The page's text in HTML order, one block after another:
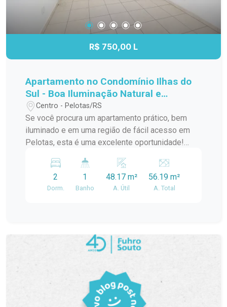
quem busca sossego e segurança. Condomínio:
Ambiente organizado e tranquilo. Segurança e
conforto para os moradores. Agende uma visita e
venha conhecer este excelente apartamento no
Life Club Fragata. Uma ótima opção para quem
qualidade de vida.
R$ 750,00 L
Apartamento no Condomínio Ilhas do
Sul - Boa Iluminação Natural e
Localização Estratégica
Centro - Pelotas/RS
Se você procura um apartamento prático, bem
iluminado e em uma região de fácil acesso em
Pelotas, esta é uma excelente oportunidade!
Fernando Osório, próximo à Tumelero e à Av. Dom
Joaquim, o imóvel oferece conforto,
funcionalidade e conveniência para o dia a dia.
momentos de descanso ou convivência em
família. Cozinha funcional, que pode ser
Banheiro com ótimo espaço, proporcionando
praticidade. Área de serviço independente,
garantindo maior comodidade. Diferenciais: O
2
Dorm.
1
Banho
48.17 m²
A. Útil
56.19 m²
A. Total